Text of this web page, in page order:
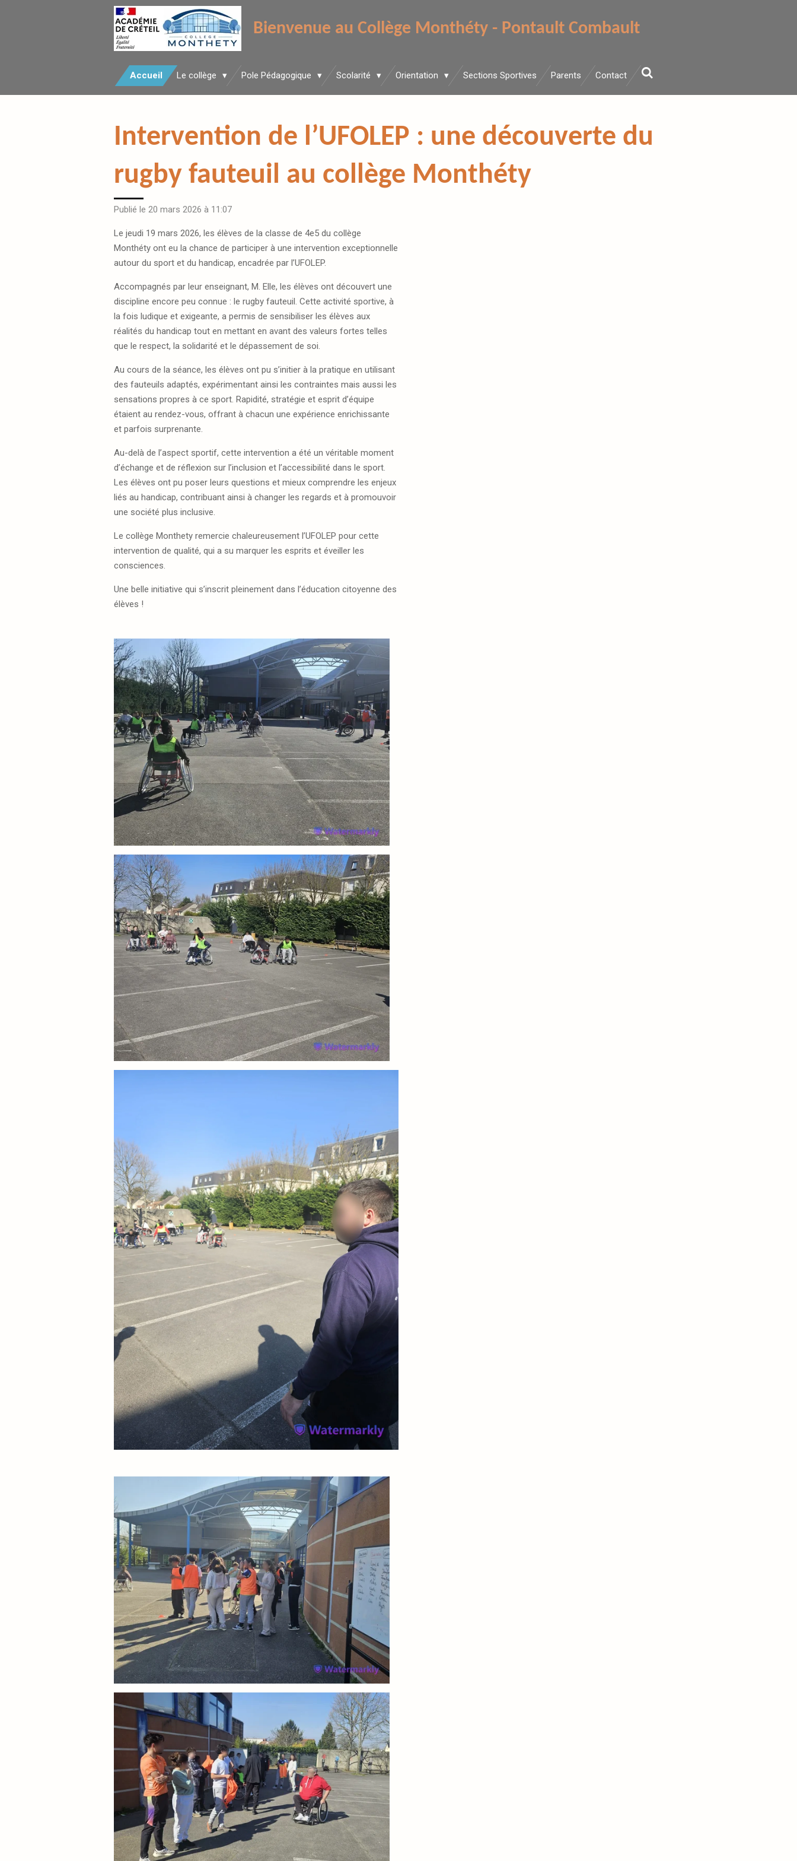
Bienvenue au Collège Monthéty - Pontault Combault
Accueil Le collège Pole Pédagogique Scolarité Orientation Sections Sportives Parents Contact
Intervention de l’UFOLEP : une découverte du
rugby fauteuil au collège Monthéty
Publié le 20 mars 2026 à 11:07
Le jeudi 19 mars 2026, les élèves de la classe de 4e5 du collège
Monthéty ont eu la chance de participer à une intervention exceptionnelle
autour du sport et du handicap, encadrée par l’UFOLEP.
Accompagnés par leur enseignant, M. Elle, les élèves ont découvert une
discipline encore peu connue : le rugby fauteuil. Cette activité sportive, à
la fois ludique et exigeante, a permis de sensibiliser les élèves aux
réalités du handicap tout en mettant en avant des valeurs fortes telles
que le respect, la solidarité et le dépassement de soi.
Au cours de la séance, les élèves ont pu s’initier à la pratique en utilisant
des fauteuils adaptés, expérimentant ainsi les contraintes mais aussi les
sensations propres à ce sport. Rapidité, stratégie et esprit d’équipe
étaient au rendez-vous, offrant à chacun une expérience enrichissante
et parfois surprenante.
Au-delà de l’aspect sportif, cette intervention a été un véritable moment
d’échange et de réflexion sur l’inclusion et l’accessibilité dans le sport.
Les élèves ont pu poser leurs questions et mieux comprendre les enjeux
liés au handicap, contribuant ainsi à changer les regards et à promouvoir
une société plus inclusive.
Le collège Monthety remercie chaleureusement l’UFOLEP pour cette
intervention de qualité, qui a su marquer les esprits et éveiller les
consciences.
Une belle initiative qui s’inscrit pleinement dans l’éducation citoyenne des
élèves !